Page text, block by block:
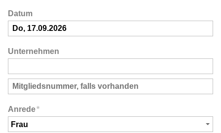
Datum
Unternehmen
Anrede*